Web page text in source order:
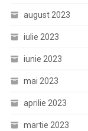
august 2023
iulie 2023
iunie 2023
mai 2023
aprilie 2023
martie 2023